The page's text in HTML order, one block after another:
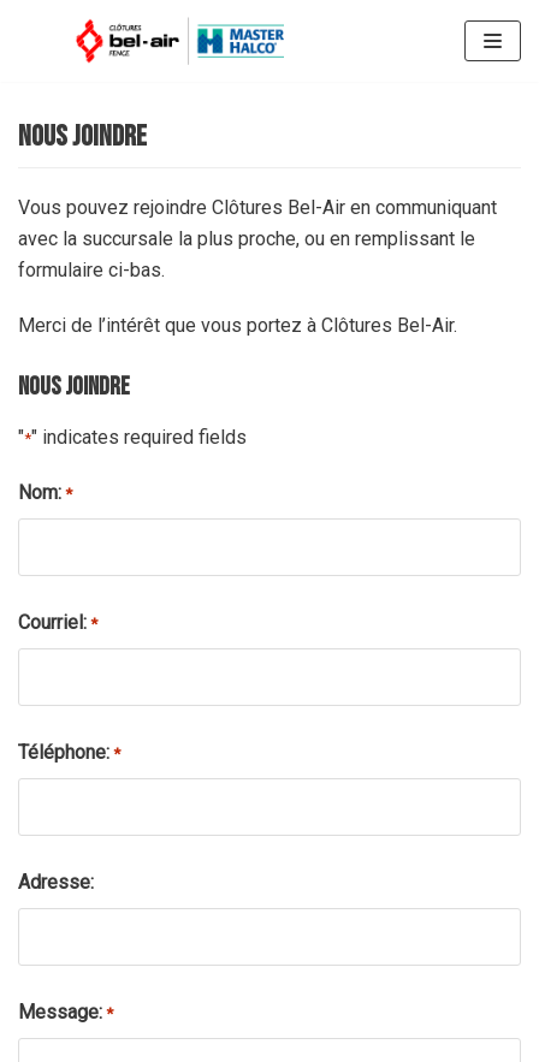
content
nous joindre
Vous pouvez rejoindre Clôtures Bel-Air en communiquant
avec la succursale la plus proche, ou en remplissant le
formulaire ci-bas.
Merci de l’intérêt que vous portez à Clôtures Bel-Air.
Nous joindre
"*" indicates required fields
Nom: *
Courriel: *
Téléphone: *
Adresse:
Message: *